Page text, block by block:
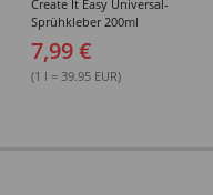
Create It Easy Universal-
Sprühkleber 200ml
(permanent)
7,99 €
(1 l = 39.95 EUR)